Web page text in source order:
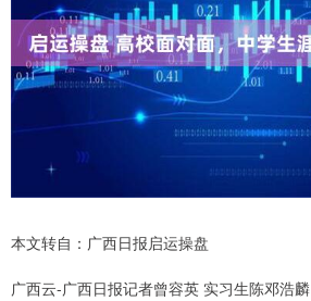
本文转自：广西日报启运操盘
广西云-广西日报记者曾容英 实习生陈邓浩